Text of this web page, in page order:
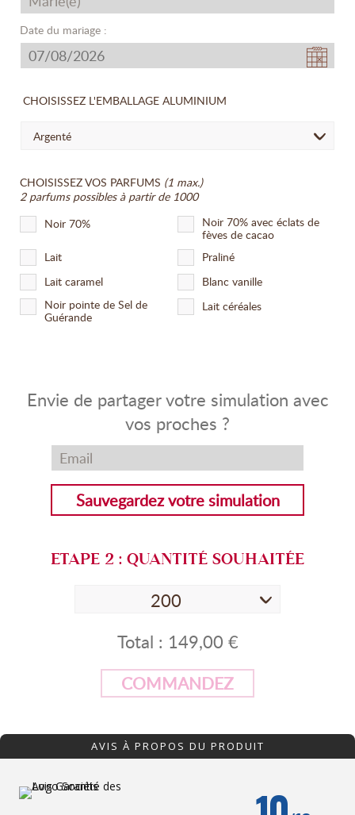
Date du mariage :
CHOISISSEZ L'EMBALLAGE ALUMINIUM
Argenté
CHOISISSEZ VOS PARFUMS (1 max.)
2 parfums possibles à partir de 1000
Noir 70%
Noir 70% avec éclats de
fèves de cacao
Lait
Praliné
Lait caramel
Blanc vanille
Noir pointe de Sel de
Guérande
Lait céréales
Envie de partager votre simulation avec
vos proches ?
Sauvegardez votre simulation
ETAPE 2 : QUANTITÉ SOUHAITÉE
200
Total : 149,00 €
COMMANDEZ
AVIS À PROPOS DU PRODUIT